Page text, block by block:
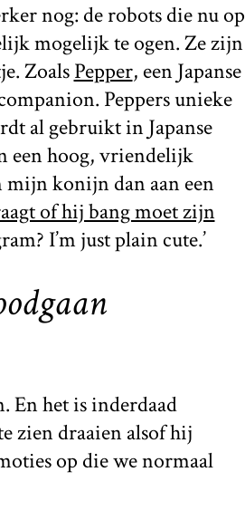
nog: de robots die nu op
mogelijk te ogen. Ze zijn
ZoalsPepper, een Japanse
Peppers unieke
al gebruikt in Japanse
een hoog, vriendelijk
mijn konijn dan aan een
of hij bang moet zijn
I’m just plain cute.’
En het is inderdaad
zien draaien alsof hij
op die we normaal